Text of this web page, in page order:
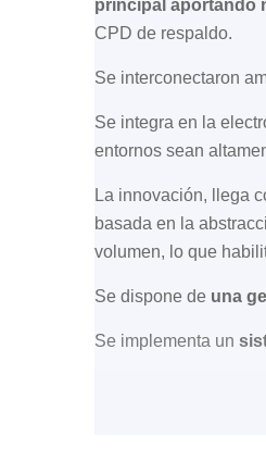
principal aportando
CPD de respaldo.
Se interconectaron
Se integra en la
entornos sean
La innovación, llega
basada en la
volumen, lo que
Se dispone de una
Se implementa un